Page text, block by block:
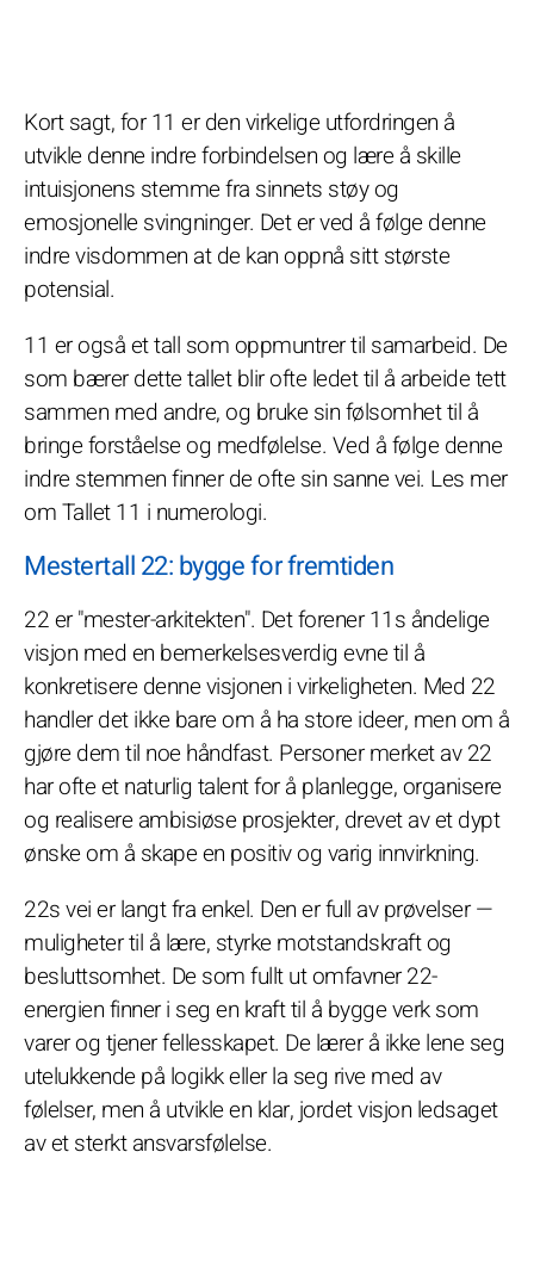
Kort sagt, for 11 er den virkelige utfordringen å
utvikle denne indre forbindelsen og lære å skille
intuisjonens stemme fra sinnets støy og
emosjonelle svingninger. Det er ved å følge denne
indre visdommen at de kan oppnå sitt største
potensial.
11 er også et tall som oppmuntrer til samarbeid. De
som bærer dette tallet blir ofte ledet til å arbeide tett
sammen med andre, og bruke sin følsomhet til å
bringe forståelse og medfølelse. Ved å følge denne
indre stemmen finner de ofte sin sanne vei. Les mer
om Tallet 11 i numerologi.
Mestertall 22: bygge for fremtiden
22 er "mester-arkitekten". Det forener 11s åndelige
visjon med en bemerkelsesverdig evne til å
konkretisere denne visjonen i virkeligheten. Med 22
handler det ikke bare om å ha store ideer, men om å
gjøre dem til noe håndfast. Personer merket av 22
har ofte et naturlig talent for å planlegge, organisere
og realisere ambisiøse prosjekter, drevet av et dypt
ønske om å skape en positiv og varig innvirkning.
22s vei er langt fra enkel. Den er full av prøvelser —
muligheter til å lære, styrke motstandskraft og
besluttsomhet. De som fullt ut omfavner 22-
energien finner i seg en kraft til å bygge verk som
varer og tjener fellesskapet. De lærer å ikke lene seg
utelukkende på logikk eller la seg rive med av
følelser, men å utvikle en klar, jordet visjon ledsaget
av et sterkt ansvarsfølelse.